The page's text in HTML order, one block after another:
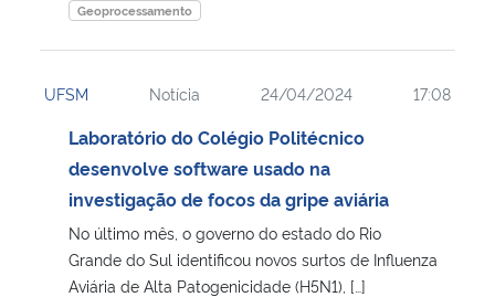
Geoprocessamento
UFSM Notícia 24/04/2024 17:08
Laboratório do Colégio Politécnico
desenvolve software usado na
investigação de focos da gripe aviária
No último mês, o governo do estado do Rio
Grande do Sul identificou novos surtos de Influenza
Aviária de Alta Patogenicidade (H5N1), […]